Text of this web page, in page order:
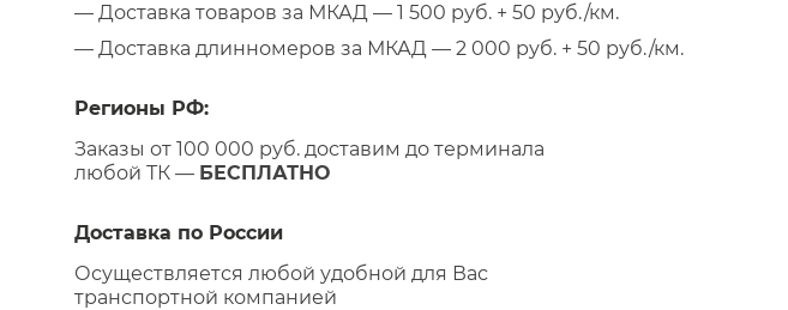
— Доставка товаров за МКАД — 1 500 руб. + 50 руб./км.
— Доставка длинномеров за МКАД — 2 000 руб. + 50 руб./км.
Регионы РФ:
Заказы от 100 000 руб. доставим до терминала
любой ТК — БЕСПЛАТНО
Доставка по России
Осуществляется любой удобной для Вас
транспортной компанией